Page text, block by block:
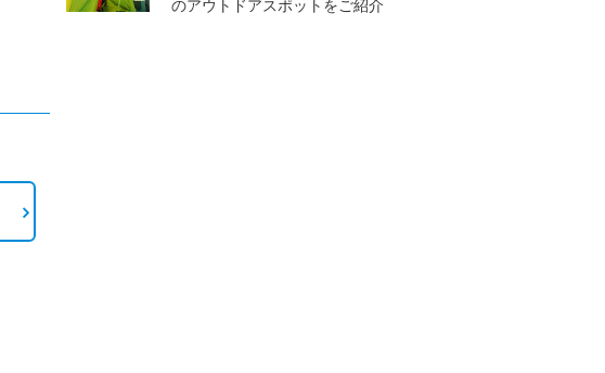
のアウトドアスポットをご紹介